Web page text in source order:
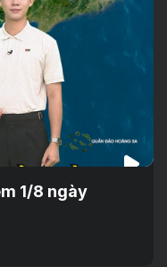
1/8 ngày